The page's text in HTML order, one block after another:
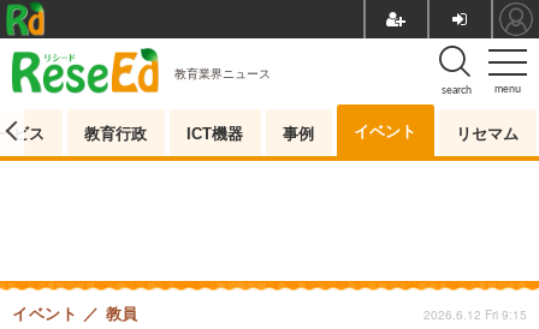
menu
search
教育業界ニュース
ビス 教育行政 ICT機器 事例 イベント リセマム
イベント 教員 2026.6.12 Fri 9:15